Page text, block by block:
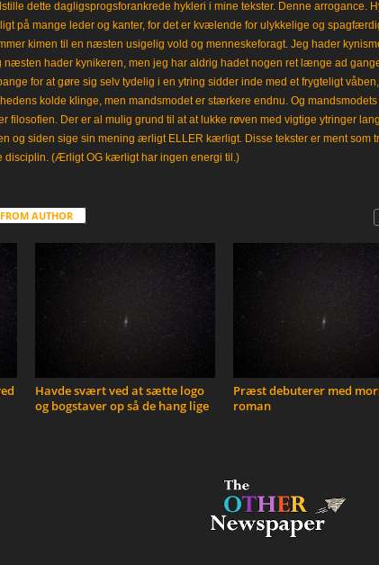
dette dagligsprogsforankrede hykleri i mine tekster. Denne arrogance.
på mange leder og kanter, for det er kvælende for ulykkelige og
kimen til en næsten usigelig vold og menneskeforagt. Jeg hader
næsten hader kynikeren, men jeg har aldrig hadet nogen ret længe ad
for at gøre sig selv tydelig i en ytring sidder inde med et frygteligt
kolde klinge, men mandsmodet er stærkere endnu. Og mandsmodets
filosofien. Der er al mulig grund til at at lukke røven med vigtige ytringer
og siden sige sin mening ærligt ELLER kærligt. Disse tekster er ment som
disciplin. (Ærligt OG kærligt har ingen energi til.)
AUTHOR
Havde svært ved at sætte logo
og bogstaver op så de hang lige
Præst debuterer med
roman